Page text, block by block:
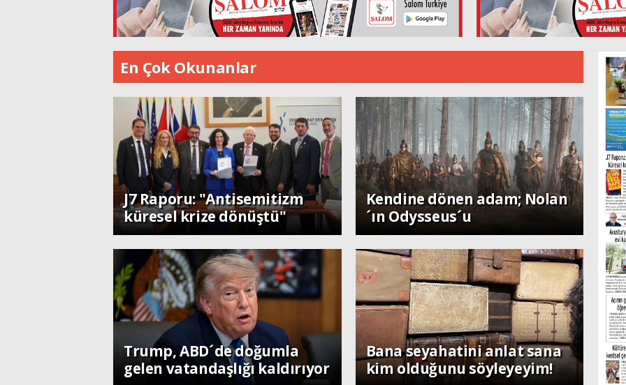
En Çok Okunanlar
Dünya
J7 Raporu: "Antisemitizm
küresel krize dönüştü"
Perspektif
Kendine dönen adam; Nolan
´ın Odysseus´u
Trump, ABD´de doğumla
gelen vatandaşlığı kaldırıyor
Sanat
Bana seyahatini anlat sana
kim olduğunu söyleyeyim!